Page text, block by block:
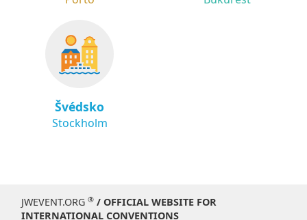
Švédsko
Stockholm
JWEVENT.ORG ® / OFFICIAL WEBSITE FOR
INTERNATIONAL CONVENTIONS